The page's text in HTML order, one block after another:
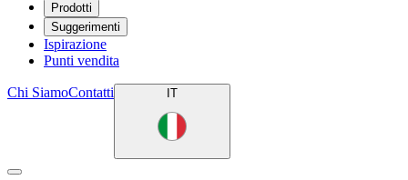
Prodotti
Suggerimenti
Ispirazione
Punti vendita
Chi SiamoContatti IT